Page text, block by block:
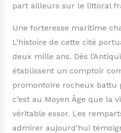
part ailleurs sur le littoral
Une forteresse maritime
L’histoire de cette cité
deux mille ans. Dès
établissent un comptoir
promontoire rocheux battu
c’est au Moyen Âge que la
véritable essor. Les
admirer aujourd’hui